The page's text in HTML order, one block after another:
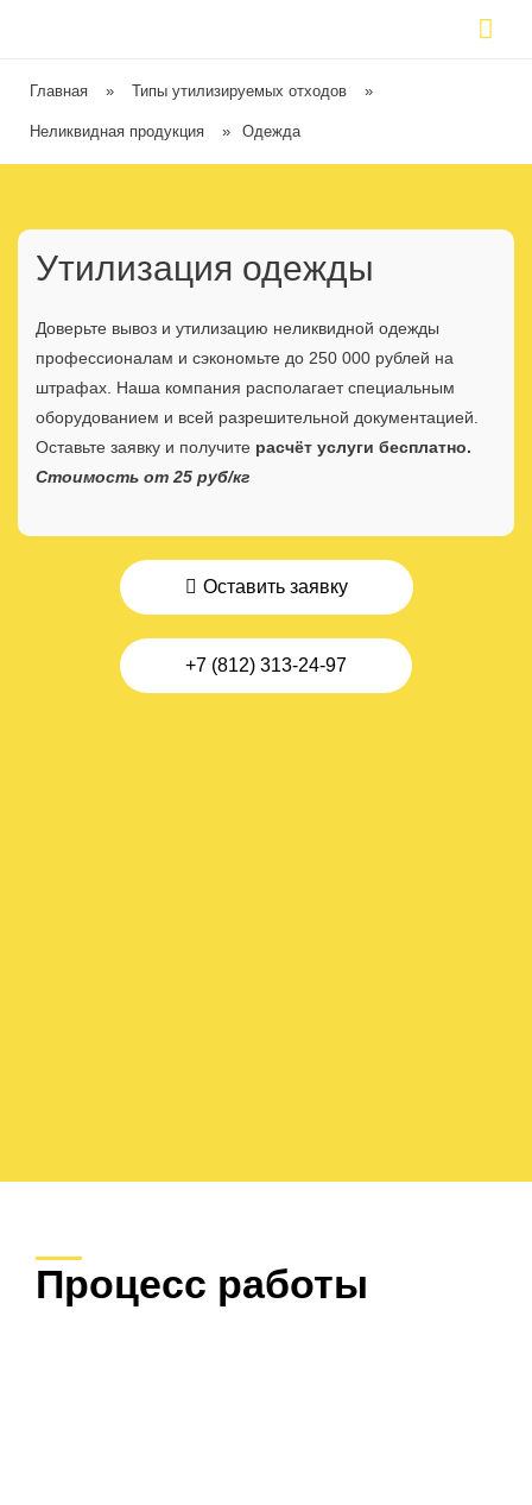
Главная » Типы утилизируемых отходов »
Неликвидная продукция » Одежда
Утилизация одежды
Доверьте вывоз и утилизацию неликвидной одежды
профессионалам и сэкономьте до 250 000 рублей на
штрафах. Наша компания располагает специальным
оборудованием и всей разрешительной документацией.
Оставьте заявку и получите расчёт услуги бесплатно.
Стоимость от 25 руб/кг
Оставить заявку
+7 (812) 313-24-97
Процесс работы